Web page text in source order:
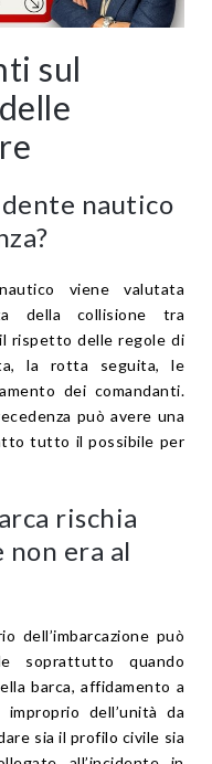
sul
nautico
viene valutata
della collisione tra
rispetto delle regole di
la rotta seguita, le
dei comandanti.
può avere una
tutto il possibile per
rischia
non era al
dell’imbarcazione può
soprattutto quando
barca, affidamento a
dell’unità da
sia il profilo civile sia